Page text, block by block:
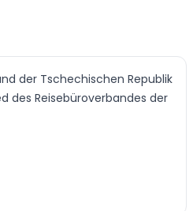
der Tschechischen Republik
des Reisebüroverbandes der